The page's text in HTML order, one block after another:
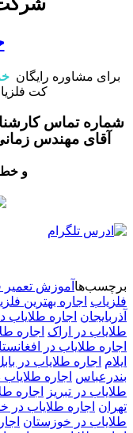
برای مشاوره رایگان
کت
شماره تماس
آقای مهندس
و خط
برچسب‌ها آموزش تعمیر
فلزیاب اجاره بهترین
آذربایجان اجاره طلایاب
طلایاب در اراک اجاره
اجاره طلایاب در
ایلام اجاره طلایاب در
بندرعباس اجاره
طلایاب در تبریز
اجاره
تهران اجاره طلایاب در
طلایاب در خوزستان